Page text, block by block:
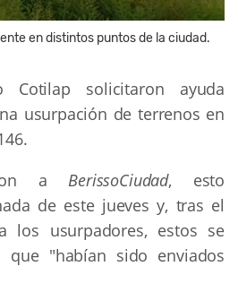
en distintos puntos de la ciudad.
Cotilap solicitaron ayuda
usurpación de terrenos en
aBerissoCiudad, esto
de este jueves y, tras el
los usurpadores, estos se
que "habían sido enviados